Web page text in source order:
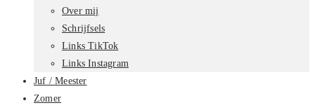
Over mij
Schrijfsels
Links TikTok
Links Instagram
Juf / Meester
Zomer